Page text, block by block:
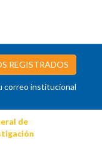
REGISTRADOS
correo institucional
de